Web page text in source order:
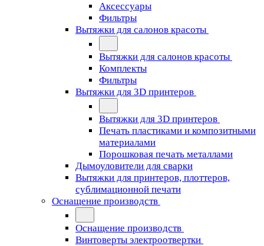
Аксессуары
Фильтры
Вытяжки для салонов красоты
Вытяжки для салонов красоты
Комплекты
Фильтры
Вытяжки для 3D принтеров
Вытяжки для 3D принтеров
Печать пластиками и композитными
материалами
Порошковая печать металлами
Дымоуловители для сварки
Вытяжки для принтеров, плоттеров,
сублимационной печати
Оснащение производств
Оснащение производств
Винтоверты электроотвертки